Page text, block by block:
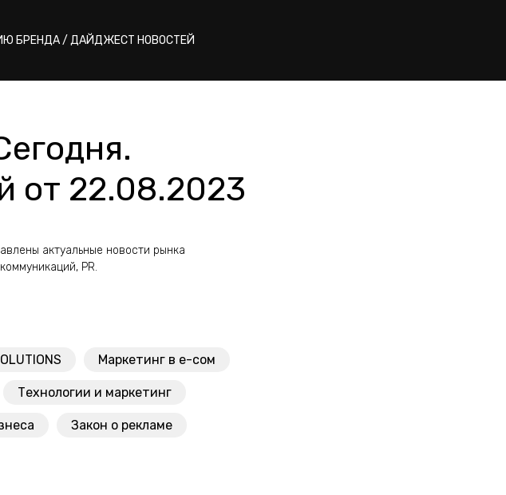
БРЕНДА / ДАЙДЖЕСТ НОВОСТЕЙ
от 22.08.2023
актуальные новости рынка
PR.
Маркетинг в е-cом
Технологии и маркетинг
Закон о рекламе